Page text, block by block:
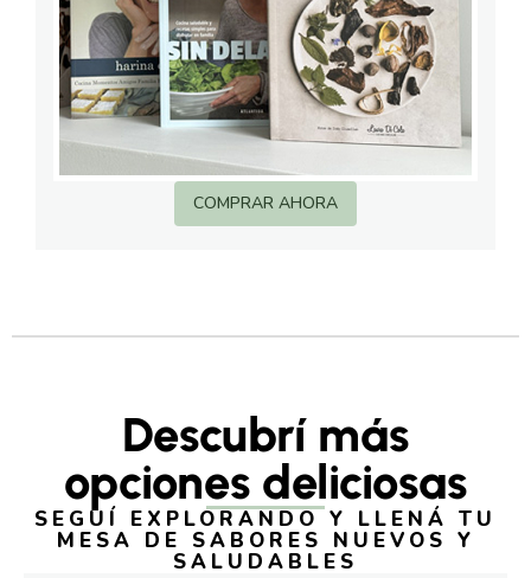
COMPRAR AHORA
Descubrí más
opciones deliciosas
SEGUÍ EXPLORANDO Y LLENÁ TU
MESA DE SABORES NUEVOS Y
SALUDABLES